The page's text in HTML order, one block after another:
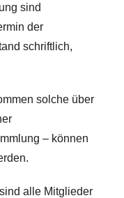
sind
der
schriftlich,
solche über
– können
alle Mitglieder